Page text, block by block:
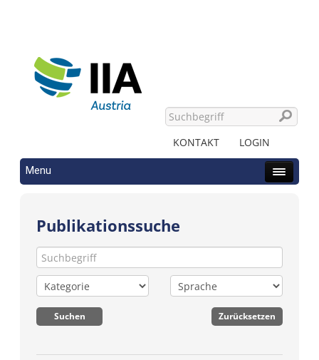
KONTAKT LOGIN
Menu
Publikationssuche